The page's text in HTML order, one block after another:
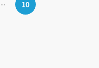
10